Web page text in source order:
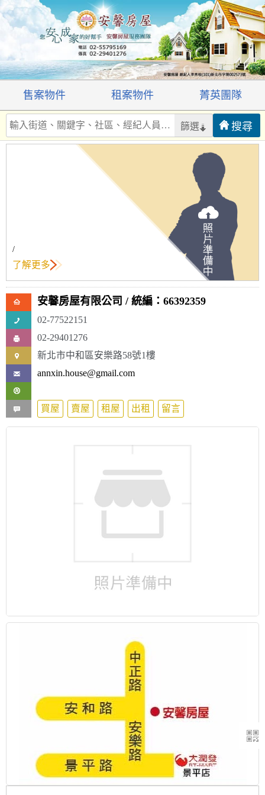
售案物件 租案物件 菁英團隊
篩選
/
了解更多
安馨房屋有限公司 / 統編：66392359
02-77522151
02-29401276
新北市中和區安樂路58號1樓
annxin.house@gmail.com
買屋 賣屋 租屋 出租 留言